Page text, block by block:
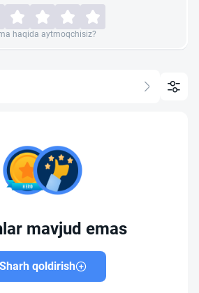
haqida aytmoqchisiz?
mavjud emas
Sharh qoldirish